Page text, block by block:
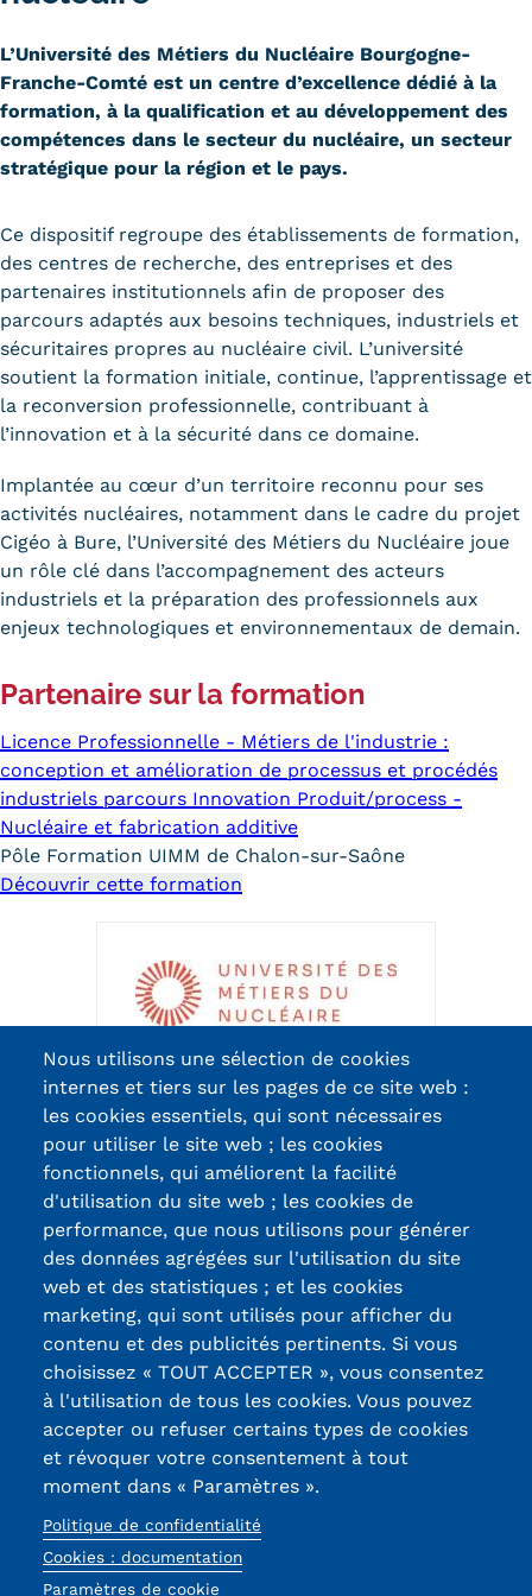
BFC
Nos centres administratifs
Quoi de neuf au Cnam BFC?
Agenda
Revue de presse
Contact
Contacts services
Formulaire de contact
Formations
Trouver votre formation
OFFRE EN BFC
Équivalences, passerelles et
suites de parcours
Modalités d'enseignement
Alternance
Enseignement à distance
Validation des Acquis de
l'Expérience (VAE)
Validation des études
supérieures (VES)
Validation des acquis
professionnels et personnels
(VAPP)
Infos pratiques
Discrimination/égalité/mixité
Handi'Cnam
Témoignages
Site
du
partenaire
Site du partenaire
L’Université des Métiers du Nucléaire Bourgogne-
Franche-Comté est un centre d’excellence dédié à la
formation, à la qualification et au développement des
compétences dans le secteur du nucléaire, un secteur
stratégique pour la région et le pays.
Ce dispositif regroupe des établissements de formation,
des centres de recherche, des entreprises et des
partenaires institutionnels afin de proposer des
parcours adaptés aux besoins techniques, industriels et
sécuritaires propres au nucléaire civil. L’université
soutient la formation initiale, continue, l’apprentissage et
la reconversion professionnelle, contribuant à
l’innovation et à la sécurité dans ce domaine.
Implantée au cœur d’un territoire reconnu pour ses
activités nucléaires, notamment dans le cadre du projet
Cigéo à Bure, l’Université des Métiers du Nucléaire joue
un rôle clé dans l’accompagnement des acteurs
industriels et la préparation des professionnels aux
enjeux technologiques et environnementaux de demain.
Partenaire sur la formation
Licence Professionnelle - Métiers de l'industrie :
conception et amélioration de processus et procédés
industriels parcours Innovation Produit/process -
Nucléaire et fabrication additive
Pôle Formation UIMM de Chalon-sur-Saône
Découvrir cette formation
13, Rue Ernest
Thierry-Mieg
90010 BELFORT
Cedex
03 84 58 33 10
Réseaux
Certifications /
Labels qualité
Nous utilisons une sélection de cookies
internes et tiers sur les pages de ce site web :
les cookies essentiels, qui sont nécessaires
pour utiliser le site web ; les cookies
fonctionnels, qui améliorent la facilité
d'utilisation du site web ; les cookies de
performance, que nous utilisons pour générer
des données agrégées sur l'utilisation du site
web et des statistiques ; et les cookies
marketing, qui sont utilisés pour afficher du
contenu et des publicités pertinents. Si vous
choisissez « TOUT ACCEPTER », vous consentez
à l'utilisation de tous les cookies. Vous pouvez
accepter ou refuser certains types de cookies
et révoquer votre consentement à tout
moment dans « Paramètres ».
Politique de confidentialité
Cookies : documentation
Paramètres de cookie